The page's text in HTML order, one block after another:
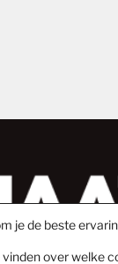
je de beste
over welke